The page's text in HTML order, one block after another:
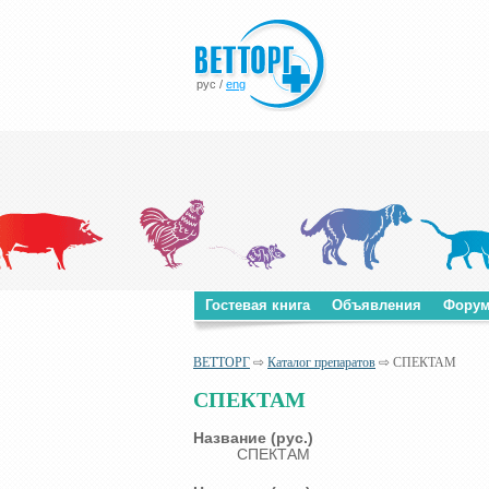
рус / eng
Гостевая книга Объявления
ВЕТТОРГ ⇨ Каталог препаратов ⇨ СПЕКТАМ
СПЕКТАМ
Название (рус.)
СПЕКТАМ